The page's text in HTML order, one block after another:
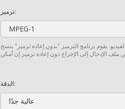
ترميز:
MPEG-1
يقوم برنامج الترميز "بدون إعادة ترميز" بنسخ
الدقة:
عالية جدًا